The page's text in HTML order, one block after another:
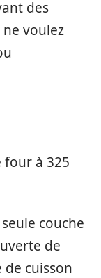
des
voulez
four à 325
couche
de
de cuisson